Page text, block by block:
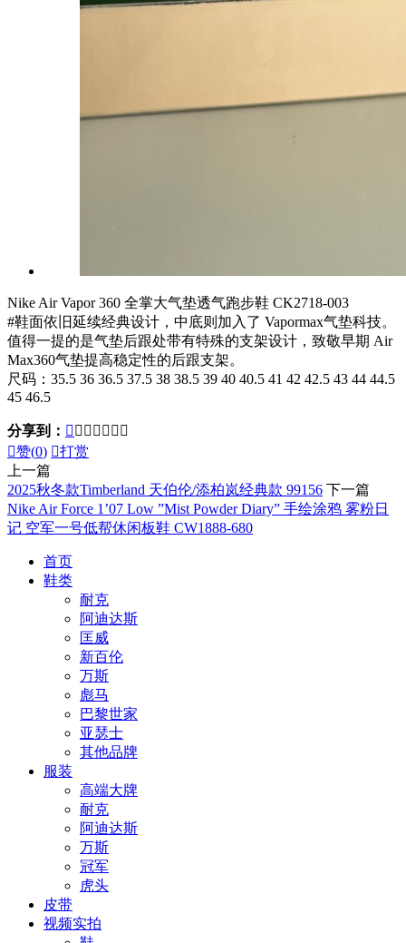
Nike Air Vapor 360 全掌大气垫透气跑步鞋 CK2718-003
#鞋面依旧延续经典设计，中底则加入了 Vapormax气垫科技。
值得一提的是气垫后跟处带有特殊的支架设计，致敬早期 Air
Max360气垫提高稳定性的后跟支架。
尺码：35.5 36 36.5 37.5 38 38.5 39 40 40.5 41 42 42.5 43 44 44.5
45 46.5
分享到：       
赞(0) 打赏
上一篇
2025秋冬款Timberland 天伯伦/添柏岚经典款 99156 下一篇
Nike Air Force 1’07 Low ”Mist Powder Diary” 手绘涂鸦 雾粉日
记 空军一号低帮休闲板鞋 CW1888-680
首页
鞋类
耐克
阿迪达斯
匡威
新百伦
万斯
彪马
巴黎世家
亚瑟士
其他品牌
服装
高端大牌
耐克
阿迪达斯
万斯
冠军
虎头
皮带
视频实拍